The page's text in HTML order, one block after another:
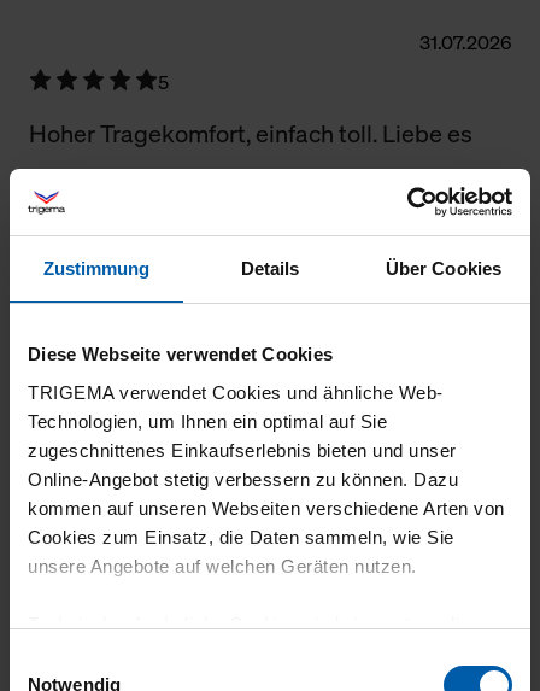
Zustimmung Details Über Cookies
Diese Webseite verwendet Cookies
TRIGEMA verwendet Cookies und ähnliche Web-
Technologien, um Ihnen ein optimal auf Sie
zugeschnittenes Einkaufserlebnis bieten und unser
Online-Angebot stetig verbessern zu können. Dazu
kommen auf unseren Webseiten verschiedene Arten von
Cookies zum Einsatz, die Daten sammeln, wie Sie
unsere Angebote auf welchen Geräten nutzen.
Technisch erforderliche Cookies sind eine notwendige
grundlegende Funktionen wie etwa zur Auswahl und
Notwendig
31.07.2026
5
Hoher Tragekomfort, einfach toll. Liebe es
30.07.2026
5
Produkt wie beschrieben und passen perfekt!
30.07.2026
5
Sehr gute Qualität